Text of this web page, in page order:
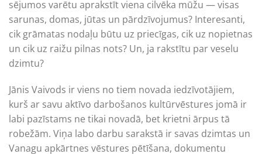
sējumos varētu aprakstīt viena cilvēka mūžu — visas
sarunas, domas, jūtas un pārdzīvojumus? Interesanti,
cik grāmatas nodaļu būtu uz priecīgas, cik uz nopietnas
un cik uz raižu pilnas nots? Un, ja rakstītu par veselu
dzimtu?
Jānis Vaivods ir viens no tiem novada iedzīvotājiem,
kurš ar savu aktīvo darbošanos kultūrvēstures jomā ir
labi pazīstams ne tikai novadā, bet krietni ārpus tā
robežām. Viņa labo darbu sarakstā ir savas dzimtas un
Vanagu apkārtnes vēstures pētīšana, dokumentu